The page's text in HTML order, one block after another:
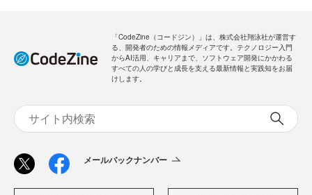
「CodeZine（コードジン）」は、株式会社翔泳社が運営す
る、開発者のための情報メディアです。テクノロジー入門
からAI活用、キャリアまで、ソフトウェア開発にかかわる
すべての人の学びと成長を支える最新情報と実践知をお届
けします。
メールバックナンバー